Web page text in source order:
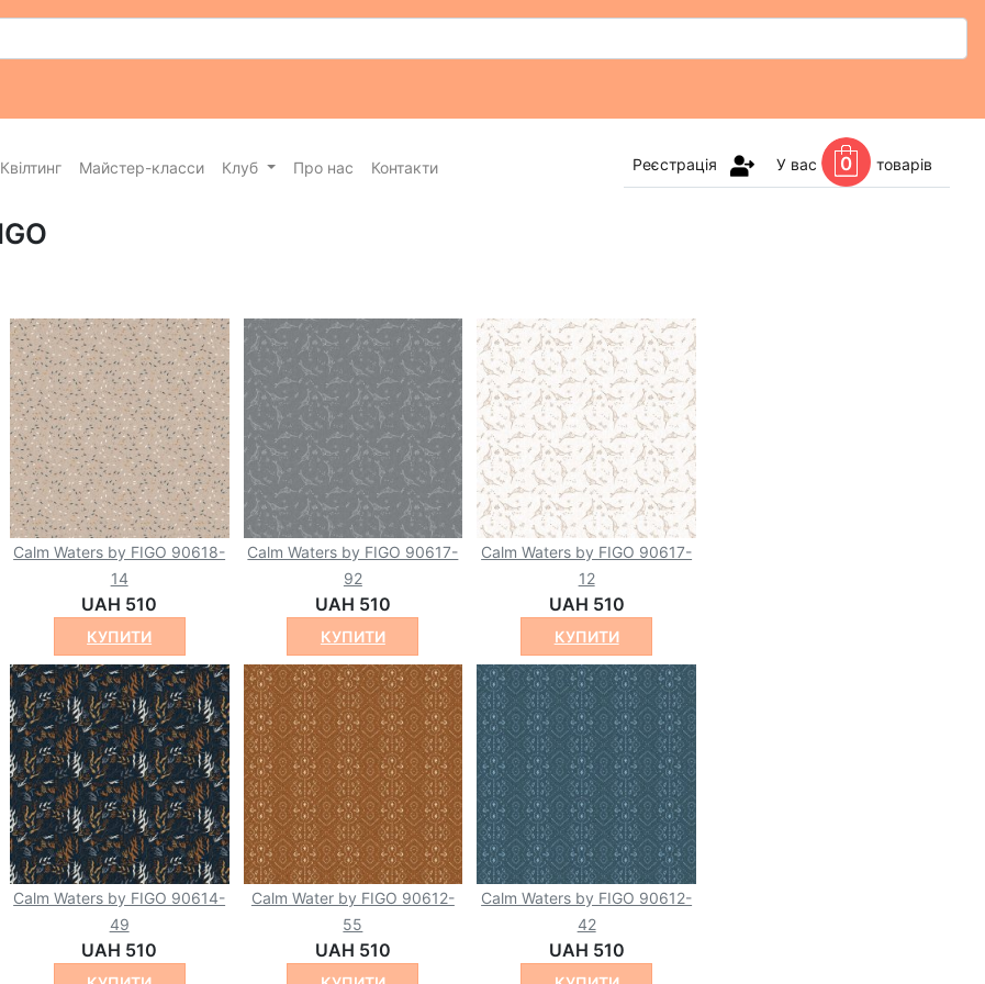
Реєстрація У вас 0 товарів
Квілтинг Майстер-класси Клуб Про нас Контакти
Calm Waters by FIGO 90618-
14
UAH 510
КУПИТИ
Calm Waters by FIGO 90617-
92
UAH 510
КУПИТИ
Calm Waters by FIGO 90617-
12
UAH 510
КУПИТИ
Calm Waters by FIGO 90614-
49
UAH 510
Calm Water by FIGO 90612-
55
UAH 510
Calm Waters by FIGO 90612-
42
UAH 510